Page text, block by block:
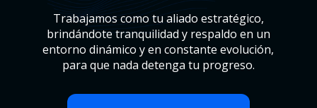
Trabajamos como tu aliado estratégico,
brindándote tranquilidad y respaldo en un
entorno dinámico y en constante evolución,
para que nada detenga tu progreso.